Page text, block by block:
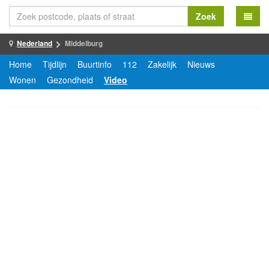
Zoek
Nederland Middelburg
Home Tijdlijn Buurtinfo 112 Zakelijk
Nieuws
Wonen
Gezondheid Video